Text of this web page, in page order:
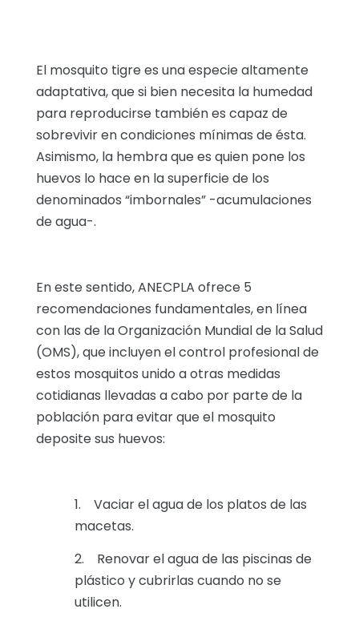
El mosquito tigre es una especie altamente
adaptativa, que si bien necesita la humedad
para reproducirse también es capaz de
sobrevivir en condiciones mínimas de ésta.
Asimismo, la hembra que es quien pone los
huevos lo hace en la superficie de los
denominados “imbornales” -acumulaciones
de agua-.
En este sentido, ANECPLA ofrece 5
recomendaciones fundamentales, en línea
con las de la Organización Mundial de la Salud
(OMS), que incluyen el control profesional de
estos mosquitos unido a otras medidas
cotidianas llevadas a cabo por parte de la
población para evitar que el mosquito
deposite sus huevos:
1. Vaciar el agua de los platos de las
macetas.
2. Renovar el agua de las piscinas de
plástico y cubrirlas cuando no se
utilicen.